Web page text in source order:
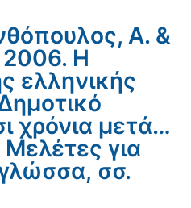
Α. &
2006. Η
ελληνικής
χρόνια μετά…
για
σσ.